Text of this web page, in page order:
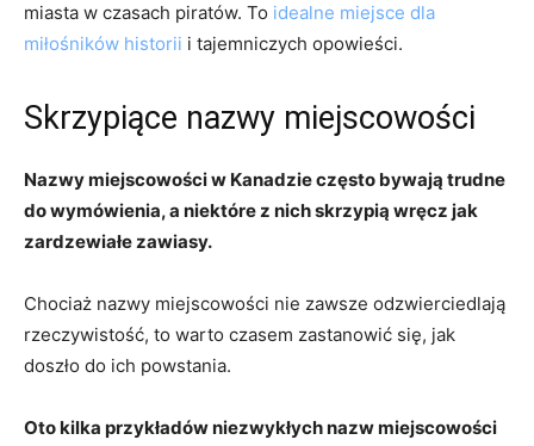
miasta w czasach piratów.⁣ To ​ idealne miejsce dla
⁢miłośników historii i tajemniczych opowieści.
Skrzypiące nazwy miejscowości
Nazwy‍ miejscowości w‍ Kanadzie często ⁣bywają trudne
do wymówienia, a niektóre z nich skrzypią wręcz ⁣jak​
zardzewiałe‌ zawiasy.
Chociaż nazwy⁢ miejscowości ‌nie‍ zawsze odzwierciedlają
rzeczywistość, to warto czasem zastanowić się,⁣ jak ​
doszło do ‍ich powstania.
Oto kilka przykładów niezwykłych nazw miejscowości‌